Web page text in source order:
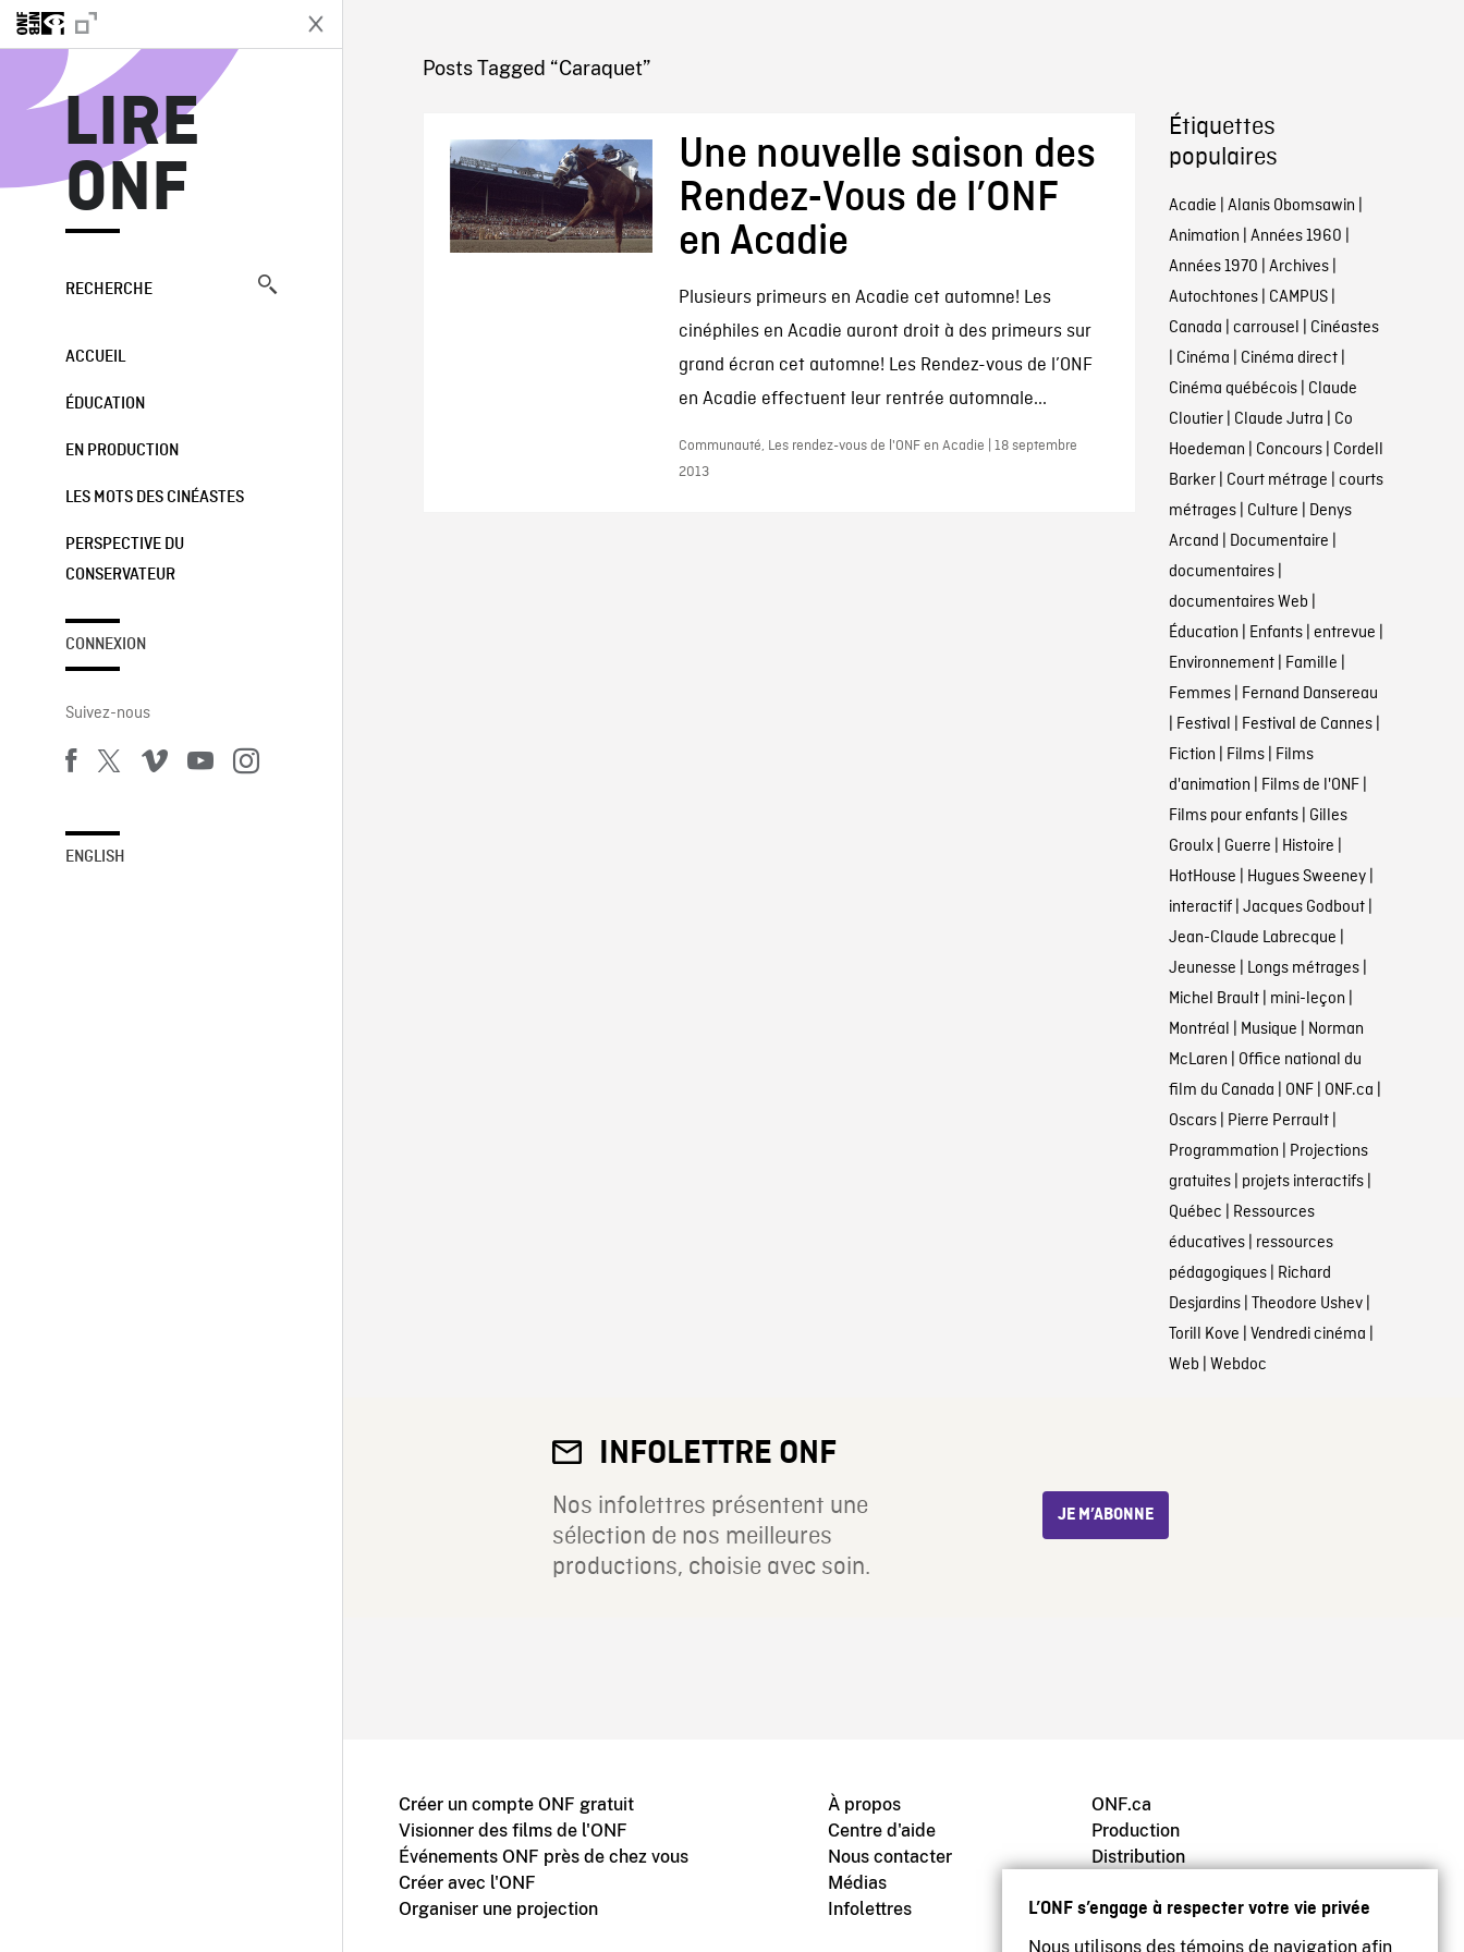
L’ONF s’engage à respecter votre vie privée
Nous utilisons des témoins de navigation afin
LIRE
ONF
RECHERCHE
ACCUEIL
ÉDUCATION
EN PRODUCTION
LES MOTS DES CINÉASTES
PERSPECTIVE DU
CONSERVATEUR
CONNEXION
Suivez-nous
ENGLISH
LIRE ONF
Posts Tagged “Caraquet”
Une nouvelle saison des
Rendez-Vous de l’ONF
en Acadie
Plusieurs primeurs en Acadie cet automne! Les
cinéphiles en Acadie auront droit à des primeurs sur
grand écran cet automne! Les Rendez-vous de l’ONF
en Acadie effectuent leur rentrée automnale...
Communauté, Les rendez-vous de l'ONF en Acadie | 18 septembre
2013
Étiquettes
populaires
Acadie | Alanis Obomsawin |
Animation | Années 1960 |
Années 1970 | Archives|
Autochtones| CAMPUS|
Canada | carrousel | Cinéastes
| Cinéma | Cinéma direct|
Cinéma québécois| Claude
Cloutier| Claude Jutra | Co
Hoedeman | Concours| Cordell
Barker| Court métrage | courts
métrages| Culture | Denys
Arcand | Documentaire |
documentaires|
documentaires Web |
Éducation | Enfants| entrevue |
Environnement| Famille |
Femmes| Fernand Dansereau
| Festival | Festival de Cannes|
Fiction | Films| Films
d'animation | Films de l'ONF|
Films pour enfants| Gilles
Groulx| Guerre | Histoire |
HotHouse | Hugues Sweeney|
interactif| Jacques Godbout|
Jean-Claude Labrecque |
Jeunesse | Longs métrages|
Michel Brault| mini-leçon |
Montréal | Musique | Norman
McLaren | Office national du
film du Canada | ONF| ONF.ca |
Oscars| Pierre Perrault|
Programmation | Projections
gratuites| projets interactifs|
Québec | Ressources
éducatives| ressources
pédagogiques| Richard
Desjardins| Theodore Ushev|
Torill Kove | Vendredi cinéma |
Web | Webdoc
INFOLETTRE ONF
Nos infolettres présentent une
sélection de nos meilleures
productions, choisie avec soin.
JE M’ABONNE
Créer un compte ONF gratuit
Visionner des films de l'ONF
Événements ONF près de chez vous
Créer avec l'ONF
Organiser une projection
À propos
Centre d'aide
Nous contacter
Médias
Infolettres
ONF.ca
Production
Distribution
Archives